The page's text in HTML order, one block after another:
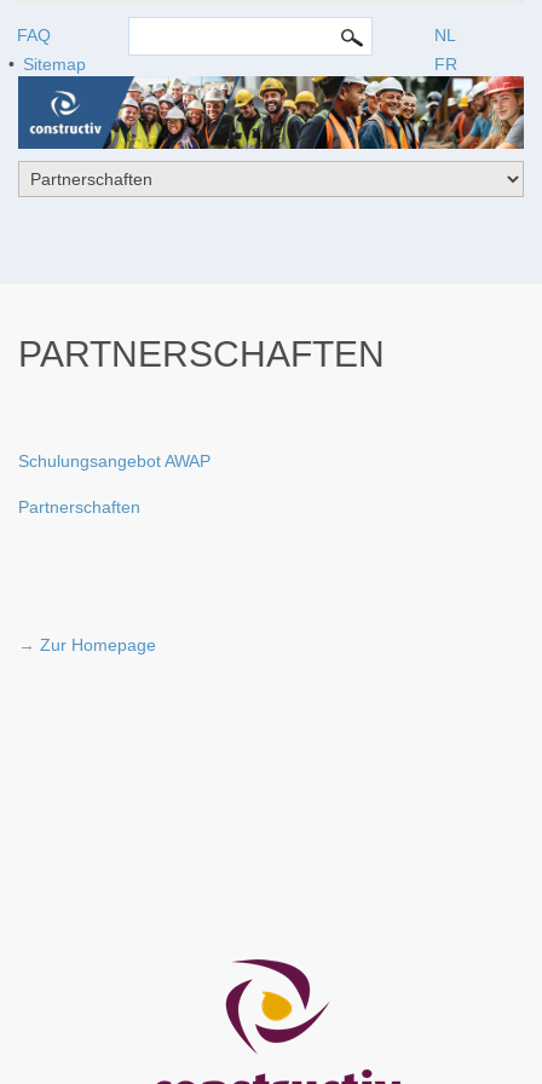
SUCHFORMULAR
FAQ
Sitemap
NL
FR
PARTNERSCHAFTEN
Schulungsangebot AWAP
Partnerschaften
→ Zur Homepage